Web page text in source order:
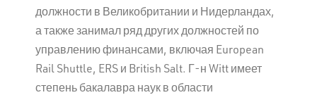
должности в Великобритании и Нидерландах,
а также занимал ряд других должностей по
управлению финансами, включая European
Rail Shuttle, ERS и British Salt. Г-н Witt имеет
степень бакалавра наук в области